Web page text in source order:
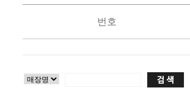
번호